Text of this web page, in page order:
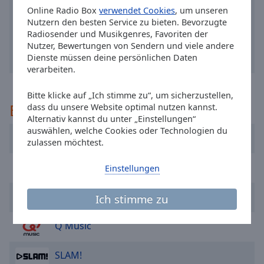
Online Radio Boxverwendet Cookies, um unseren
Nutzern den besten Service zu bieten. Bevorzugte
Radiosender und Musikgenres, Favoriten der
Nutzer, Bewertungen von Sendern und viele andere
Dienste müssen deine persönlichen Daten
verarbeiten.
Bitte klicke auf „Ich stimme zu“, um sicherzustellen,
dass du unsere Website optimal nutzen kannst.
Alternativ kannst du unter „Einstellungen“
auswählen, welche Cookies oder Technologien du
zulassen möchtest.
Ich stimme zu
Einstellungen
off,
selected
Picture-
Picture
Fullscreen
This
dialog
window.
Empfohlen
Caribafm
Sky Radio
Q Music
SLAM!